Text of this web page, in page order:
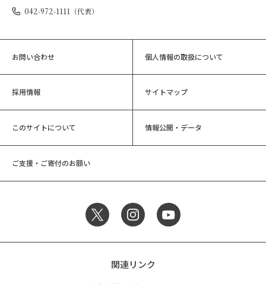
042-972-1111（代表）
お問い合わせ 個人情報の取扱について
採用情報 サイトマップ
このサイトについて 情報公開・データ
ご支援・ご寄付のお願い
関連リンク